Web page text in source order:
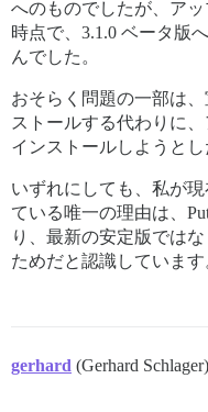
へのものでしたが、ア
時点で、3.1.0 ベータ版
んでした。
おそらく問題の一部は
ストールする代わりに
インストールしようとし
いずれにしても、私が
ている唯一の理由は、
り、最新の安定版では
ためだと認識しています
gerhard (Gerhard Schlager)